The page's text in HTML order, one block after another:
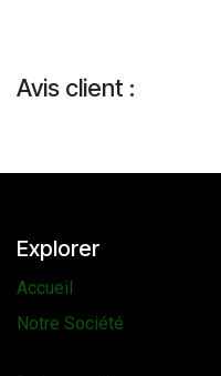
Avis client :
Explorer
Accueil
Notre Société